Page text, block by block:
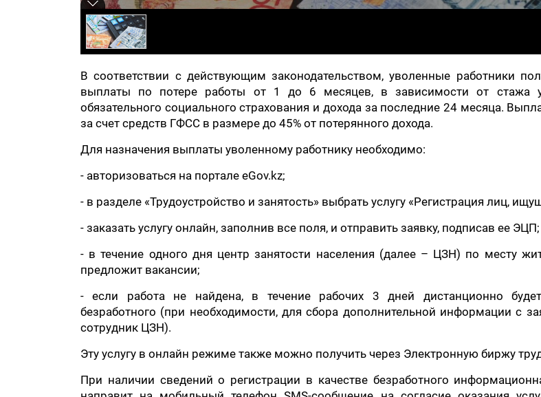
В соответствии с действующим законодательством, уволенные работники
выплаты по потере работы от 1 до 6 месяцев, в зависимости от стажа
обязательного социального страхования и дохода за последние 24 месяца.
за счет средств ГФСС в размере до 45% от потерянного дохода.
Для назначения выплаты уволенному работнику необходимо:
- авторизоваться на портале eGov.kz;
- в разделе «Трудоустройство и занятость» выбрать услугу «Регистрация лиц,
- заказать услугу онлайн, заполнив все поля, и отправить заявку, подписав ее ЭЦП;
- в течение одного дня центр занятости населения (далее – ЦЗН) по месту
предложит вакансии;
- если работа не найдена, в течение рабочих 3 дней дистанционно
безработного (при необходимости, для сбора дополнительной информации с
сотрудник ЦЗН).
Эту услугу в онлайн режиме также можно получить через Электронную биржу
При наличии сведений о регистрации в качестве безработного